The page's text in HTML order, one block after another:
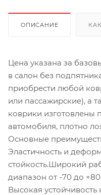
ОПИСАНИЕ
Цена указана за
в салон без
приобрести любой
или пассажирские), а
коврики изготовлены
автомобиля, плотно
Основные
Эластичность и
стойкость.Широкий
диапазон от -70 до
Высокая